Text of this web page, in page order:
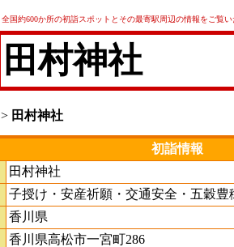
全国約600か所の初詣スポットとその最寄駅周辺の情報をご覧
田村神社
> 田村神社
初詣情報
田村神社
子授け・安産祈願・交通安全・五穀豊
香川県
香川県高松市一宮町286